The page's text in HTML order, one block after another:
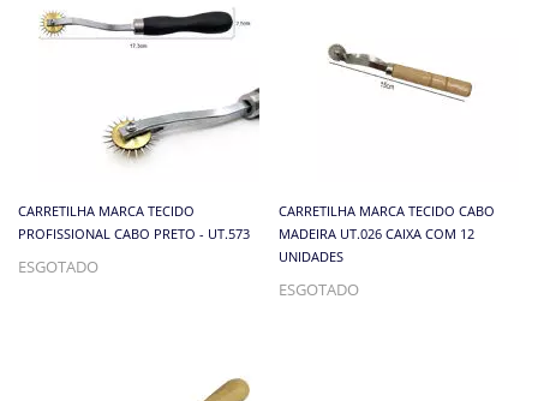
CARRETILHA MARCA TECIDO
PROFISSIONAL CABO PRETO - UT.573
ESGOTADO
CARRETILHA MARCA TECIDO CABO
MADEIRA UT.026 CAIXA COM 12
UNIDADES
ESGOTADO